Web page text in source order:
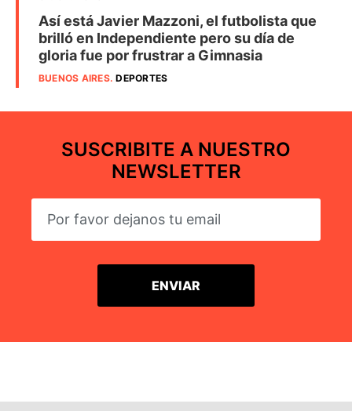
Así está Javier Mazzoni, el futbolista que
brilló en Independiente pero su día de
gloria fue por frustrar a Gimnasia
BUENOS AIRES.DEPORTES
SUSCRIBITE A NUESTRO
NEWSLETTER